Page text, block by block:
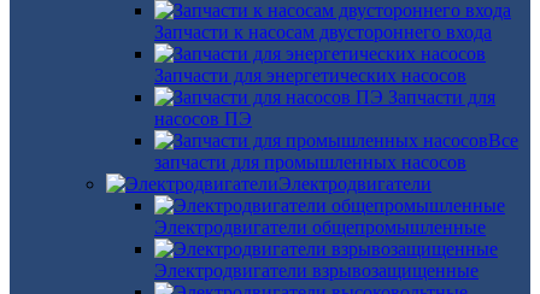
Запчасти к насосам двустороннего входа
Запчасти для энергетических насосов
Запчасти для
насосов ПЭ
Все
запчасти для промышленных насосов
Электродвигатели
Электродвигатели общепромышленные
Электродвигатели взрывозащищенные